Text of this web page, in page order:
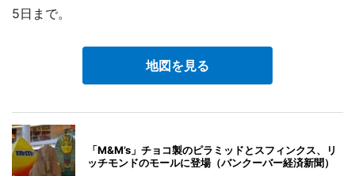
5日まで。
地図を見る
「M&M’s」チョコ製のピラミッドとスフィンクス、リ
ッチモンドのモールに登場（バンクーバー経済新聞）